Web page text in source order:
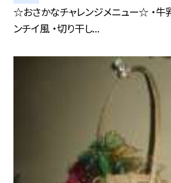
☆おさかなチャレンジメニュー☆ ・牛
ンチイ風 ・切り干し...